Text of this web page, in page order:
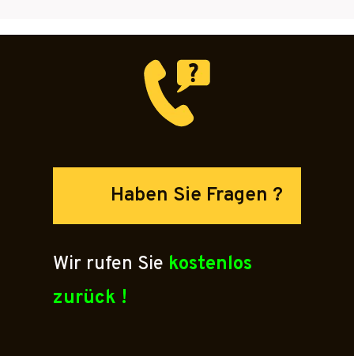
Haben Sie Fragen ?
Wir rufen Sie kostenlos
zurück !